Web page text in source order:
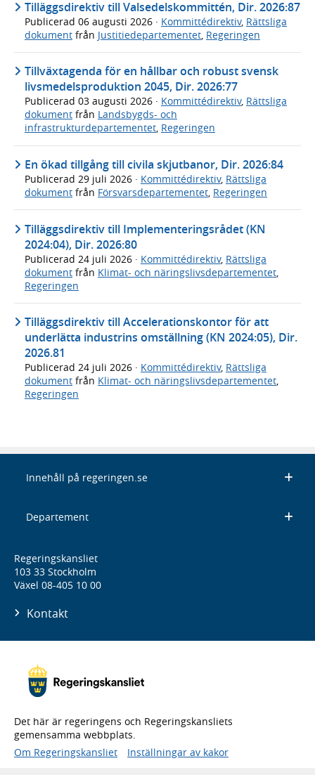
Tilläggsdirektiv till Valsedelskommittén, Dir. 2026:87
Publicerad 06 augusti 2026 · Kommittédirektiv, Rättsliga
dokument från Justitiedepartementet Regeringen
Tillväxtagenda för en hållbar och robust svensk
livsmedelsproduktion 2045, Dir. 2026:77
Publicerad 03 augusti 2026 · Kommittédirektiv, Rättsliga
dokument från Landsbygds- och
infrastrukturdepartementet, Regeringen
En ökad tillgång till civila skjutbanor, Dir. 2026:84
Publicerad 29 juli 2026 · Kommittédirektiv, Rättsliga
dokument från Försvarsdepartementet, Regeringen
Tilläggsdirektiv till Implementeringsrådet (KN
2024:04), Dir. 2026:80
Publicerad 24 juli 2026 · Kommittédirektiv, Rättsliga
dokument från Klimat- och näringslivsdepartementet
Regeringen
Tilläggsdirektiv till Accelerationskontor för att
underlätta industrins omställning (KN 2024:05), Dir.
2026.81
Publicerad 24 juli 2026 · Kommittédirektiv, Rättsliga
dokument från Klimat- och näringslivsdepartementet,
Regeringen
Innehåll på regeringen.se
Departement
Regeringskansliet
103 33 Stockholm
Växel 08-405 10 00
Kontakt
Det här är regeringens och Regeringskansliets
gemensamma webbplats.
Om Regeringskansliet
Inställningar av kakor